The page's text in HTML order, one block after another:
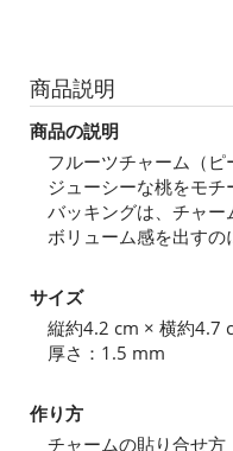
商品説明
商品の説明
フルーツチャーム（ピ
ジューシーな桃をモチ
バッキングは、チャー
ボリューム感を出すの
サイズ
縦約4.2 cm × 横約4.7
厚さ：1.5 mm
作り方
チャームの貼り合せ方